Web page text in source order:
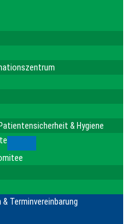
& Hygiene
Terminvereinbarung